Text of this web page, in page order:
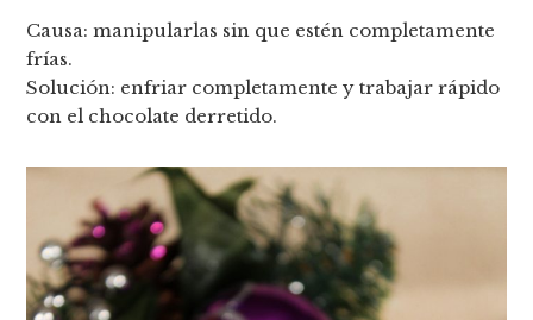
Causa: manipularlas sin que estén completamente
frías.
Solución: enfriar completamente y trabajar rápido
con el chocolate derretido.